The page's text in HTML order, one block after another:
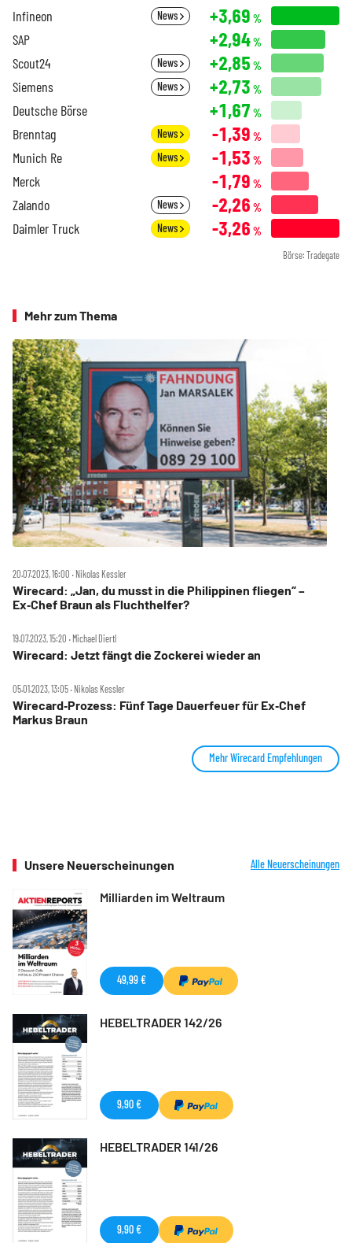
Infineon News +3,69 %
SAP +2,94%
Scout24 News +2,85 %
Siemens News +2,73 %
Deutsche Börse +1,67 %
Brenntag News -1,39 %
Munich Re News -1,53 %
Merck -1,79 %
Zalando News -2,26 %
Daimler Truck News -3,26 %
Börse: Tradegate
Mehr zum Thema
20.07.2023, 16:00 ‧ Nikolas Kessler
Wirecard: „Jan, du musst in die Philippinen fliegen“ –
Ex‑Chef Braun als Fluchthelfer?
19.07.2023, 15:20 ‧ Michael Diertl
Wirecard: Jetzt fängt die Zockerei wieder an
05.01.2023, 13:05 ‧ Nikolas Kessler
Wirecard‑Prozess: Fünf Tage Dauerfeuer für Ex‑Chef
Markus Braun
Mehr Wirecard Empfehlungen
Unsere Neuerscheinungen Alle Neuerscheinungen
Milliarden im Weltraum
49,99 €
HEBELTRADER 142/26
9,90 €
HEBELTRADER 141/26
9,90 €